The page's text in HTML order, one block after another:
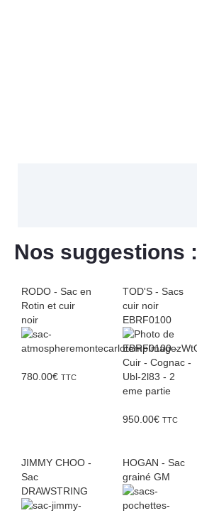
Nos suggestions :
RODO - Sac en
Rotin et cuir
noir
780.00€ TTC
TOD'S - Sacs
cuir noir
EBRF0100
950.00€ TTC
JIMMY CHOO -
Sac
DRAWSTRING
HOGAN - Sac
grainé GM